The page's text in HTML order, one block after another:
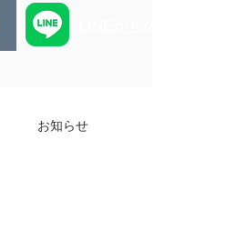
お知らせ